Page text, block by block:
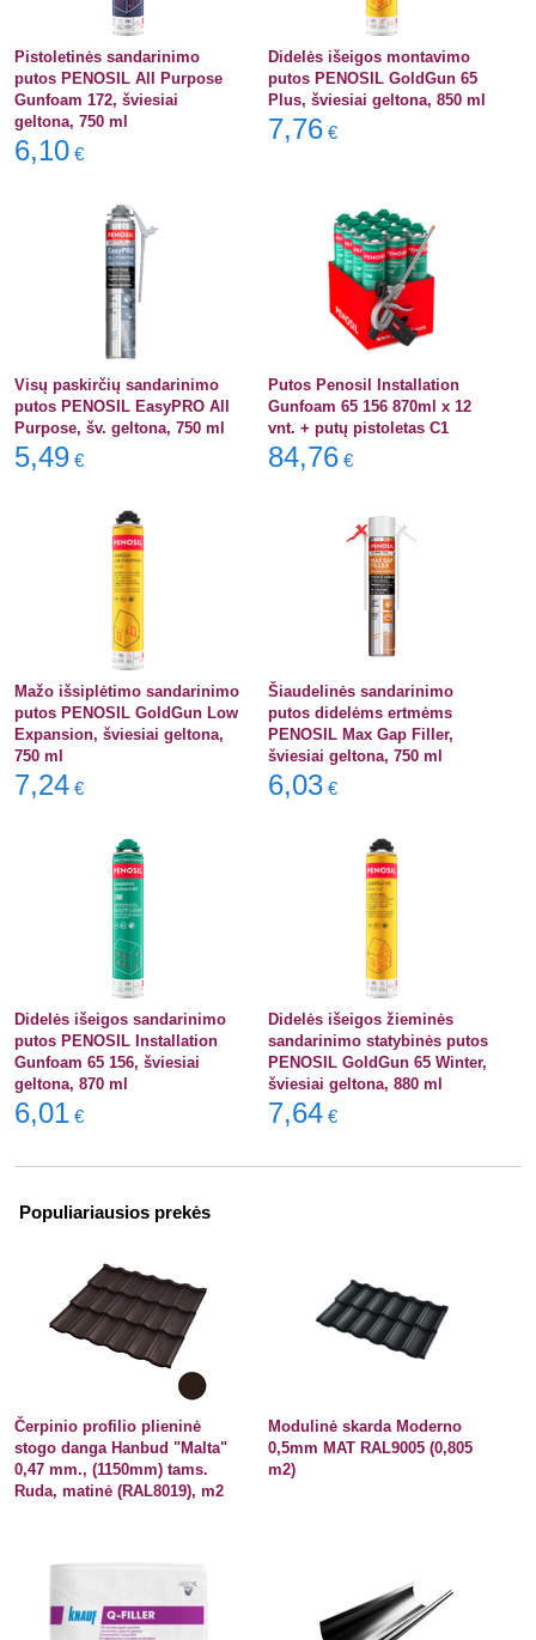
Pistoletinės sandarinimo
putos PENOSIL All Purpose
Gunfoam 172, šviesiai
geltona, 750 ml
6,10 €
Didelės išeigos montavimo
putos PENOSIL GoldGun 65
Plus, šviesiai geltona, 850 ml
7,76 €
Visų paskirčių sandarinimo
putos PENOSIL EasyPRO All
Purpose, šv. geltona, 750 ml
5,49 €
Putos Penosil Installation
Gunfoam 65 156 870ml x 12
vnt. + putų pistoletas C1
84,76 €
Mažo išsiplėtimo sandarinimo
putos PENOSIL GoldGun Low
Expansion, šviesiai geltona,
750 ml
7,24 €
Šiaudelinės sandarinimo
putos didelėms ertmėms
PENOSIL Max Gap Filler,
šviesiai geltona, 750 ml
6,03 €
Didelės išeigos sandarinimo
putos PENOSIL Installation
Gunfoam 65 156, šviesiai
geltona, 870 ml
6,01 €
Didelės išeigos žieminės
sandarinimo statybinės putos
PENOSIL GoldGun 65 Winter,
šviesiai geltona, 880 ml
7,64 €
Populiariausios prekės
Čerpinio profilio plieninė
stogo danga Hanbud "Malta"
0,47 mm., (1150mm) tams.
Ruda, matinė (RAL8019), m2
Modulinė skarda Moderno
0,5mm MAT RAL9005 (0,805
m2)